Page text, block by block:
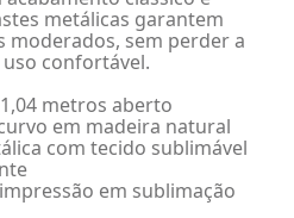
metálicas garantem
moderados, sem perder a
uso confortável.
metros aberto
em madeira natural
com tecido sublimável
em sublimação